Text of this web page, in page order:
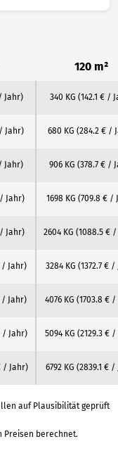
120 m²
Jahr) 340 KG (142.1 € /
Jahr) 680 KG (284.2 € /
Jahr) 906 KG (378.7 € /
Jahr) 1698 KG (709.8 € /
Jahr) 2604 KG (1088.5 € /
/ Jahr) 3284 KG (1372.7 € /
/ Jahr) 4076 KG (1703.8 € /
/ Jahr) 5094 KG (2129.3 € /
/ Jahr) 6792 KG (2839.1 € /
auf Plausibilität geprüft
Preisen berechnet.